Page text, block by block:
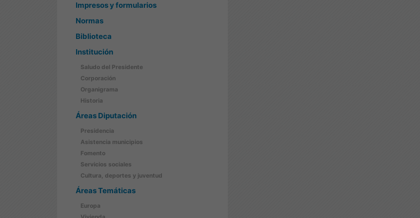
Impresos y formularios
Normas
Biblioteca
Institución
Saludo del Presidente
Corporación
Organigrama
Historia
Áreas Diputación
Presidencia
Asistencia municipios
Fomento
Servicios sociales
Cultura, deportes y juventud
Áreas Temáticas
Europa